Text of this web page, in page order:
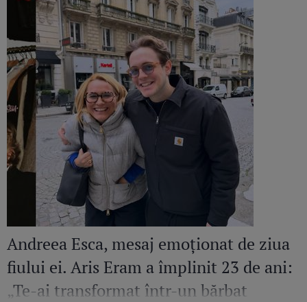
Andreea Esca, mesaj emoționat de ziua
fiului ei. Aris Eram a împlinit 23 de ani:
„Te-ai transformat într-un bărbat